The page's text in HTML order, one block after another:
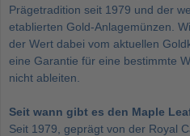
Prägetradition seit 1979 und der
etablierten Gold-Anlagemünzen.
der Wert dabei vom aktuellen
eine Garantie für eine bestimmte
nicht ableiten.
Seit wann gibt es den Maple
Seit 1979, geprägt von der Royal